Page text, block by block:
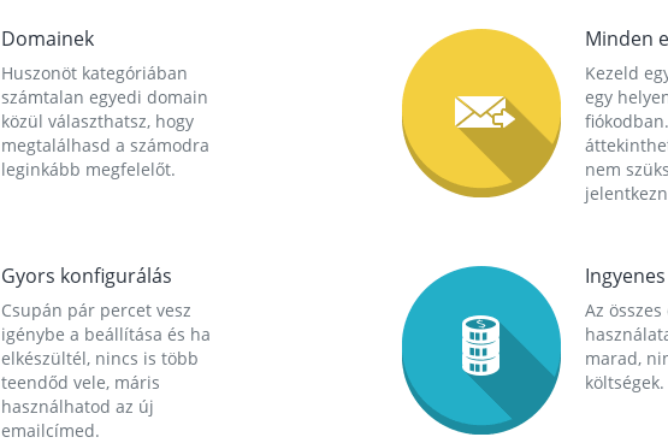
Domainek
Huszonöt kategóriában
számtalan egyedi domain
közül választhatsz, hogy
megtalálhasd a számodra
leginkább megfelelőt.
Minden
Kezeld
egy
nem
Gyors konfigurálás
Csupán pár percet vesz
igénybe a beállítása és ha
elkészültél, nincs is több
teendőd vele, máris
használhatod az új
emailcímed.
Ingyenes
Az
marad,
költségek.